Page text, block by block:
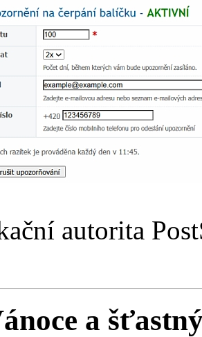
autorita
a